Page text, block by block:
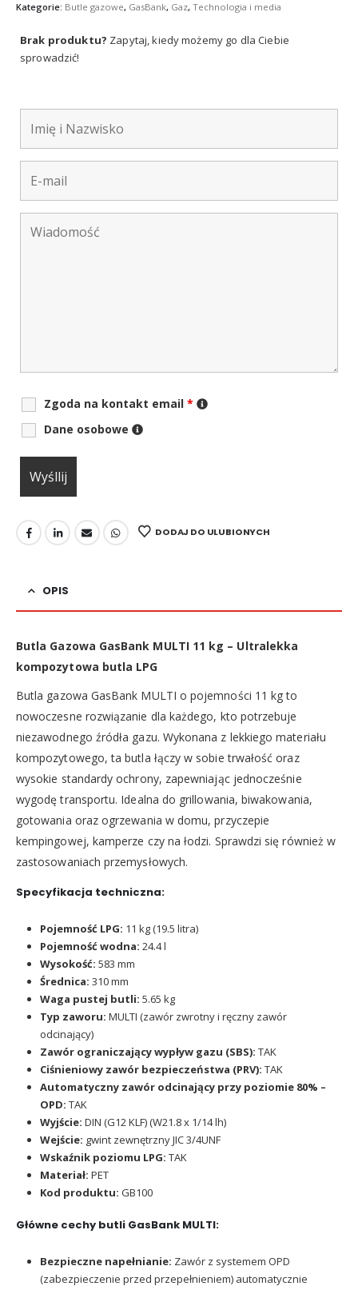
Kategorie: Butle gazowe, GasBank, Gaz, Technologia i media
Brak produktu? Zapytaj, kiedy możemy go dla Ciebie
sprowadzić!
Zgoda na kontakt email *
Dane osobowe
DODAJ DO ULUBIONYCH
OPIS
Butla Gazowa GasBank MULTI 11 kg – Ultralekka
kompozytowa butla LPG
Butla gazowa GasBank MULTI o pojemności 11 kg to
nowoczesne rozwiązanie dla każdego, kto potrzebuje
niezawodnego źródła gazu. Wykonana z lekkiego materiału
kompozytowego, ta butla łączy w sobie trwałość oraz
wysokie standardy ochrony, zapewniając jednocześnie
wygodę transportu. Idealna do grillowania, biwakowania,
gotowania oraz ogrzewania w domu, przyczepie
kempingowej, kamperze czy na łodzi. Sprawdzi się również w
zastosowaniach przemysłowych.
Specyfikacja techniczna:
Pojemność LPG: 11 kg (19.5 litra)
Pojemność wodna: 24.4 l
Wysokość: 583 mm
Średnica: 310 mm
Waga pustej butli: 5.65 kg
Typ zaworu: MULTI (zawór zwrotny i ręczny zawór
odcinający)
Zawór ograniczający wypływ gazu (SBS): TAK
Ciśnieniowy zawór bezpieczeństwa (PRV): TAK
Automatyczny zawór odcinający przy poziomie 80% –
OPD: TAK
Wyjście: DIN (G12 KLF) (W21.8 x 1/14 lh)
Wejście: gwint zewnętrzny JIC 3/4UNF
Wskaźnik poziomu LPG: TAK
Materiał: PET
Kod produktu: GB100
Główne cechy butli GasBank MULTI:
Bezpieczne napełnianie: Zawór z systemem OPD
(zabezpieczenie przed przepełnieniem) automatycznie